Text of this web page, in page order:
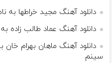
دانلود آهنگ مجید خراطها به
دانلود آهنگ عماد طالب زاده
دانلود آهنگ ماهان بهرام
سینم